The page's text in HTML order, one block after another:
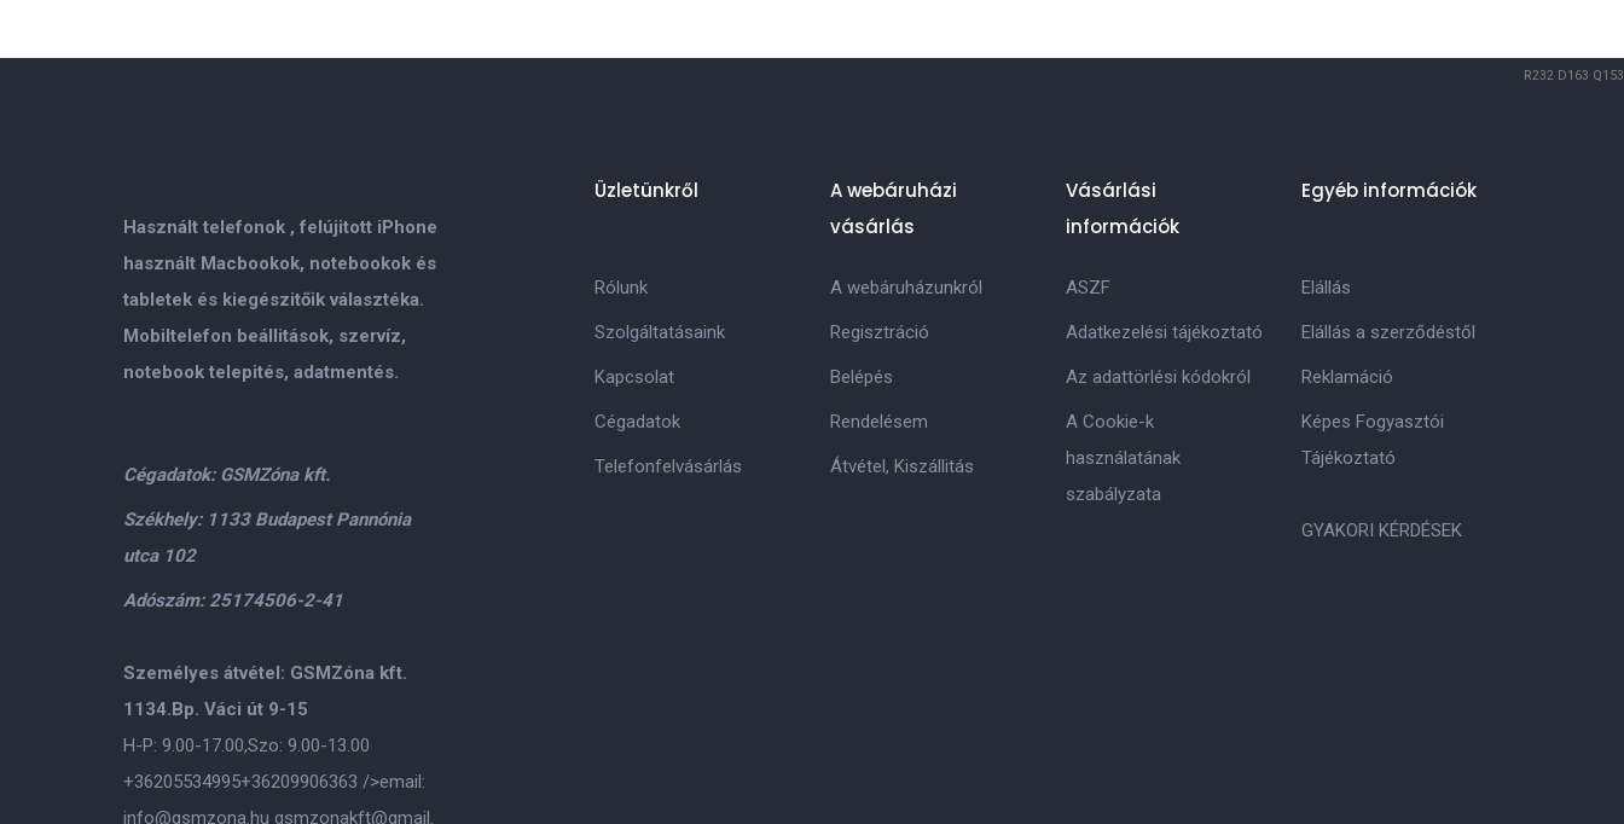
R232 D163 Q153
Használt telefonok , felújitott iPhone
használt Macbookok, notebookok és
tabletek és kiegészitőik választéka.
Mobiltelefon beállitások, szervíz,
notebook telepités, adatmentés.
Cégadatok: GSMZóna kft.
Székhely: 1133 Budapest Pannónia
utca 102
Adószám: 25174506-2-41
Személyes átvétel: GSMZóna kft.
1134.Bp. Váci út 9-15
H-P: 9.00-17.00,Szo: 9.00-13.00
+36205534995+36209906363 />email:
info@gsmzona.hu gsmzonakft@gmail.
Üzletünkről
Rólunk
Szolgáltatásaink
Kapcsolat
Cégadatok
Telefonfelvásárlás
A webáruházi
vásárlás
A webáruházunkról
Regisztráció
Belépés
Rendelésem
Átvétel, Kiszállitás
Vásárlási
információk
ASZF
Adatkezelési tájékoztató
Az adattörlési kódokról
A Cookie-k
használatának
szabályzata
Egyéb információk
Elállás
Elállás a szerződéstől
Reklamáció
Képes Fogyasztói
Tájékoztató
GYAKORI KÉRDÉSEK